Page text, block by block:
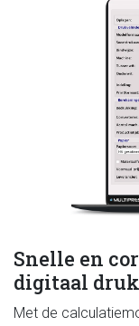
Snelle en
digitaal
Met de